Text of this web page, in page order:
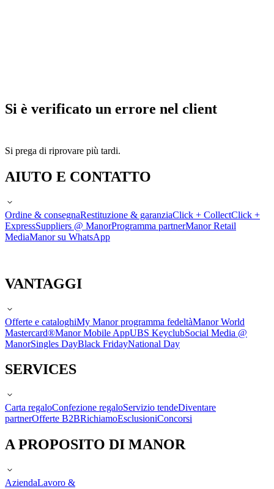
Si è verificato un errore nel client
Si prega di riprovare più tardi.
AIUTO E CONTATTO
Ordine & consegnaRestituzione & garanziaClick + CollectClick +
ExpressSuppliers @ ManorProgramma partnerManor Retail
MediaManor su WhatsApp
VANTAGGI
Offerte e cataloghiMy Manor programma fedeltàManor World
Mastercard®Manor Mobile AppUBS KeyclubSocial Media @
ManorSingles DayBlack FridayNational Day
SERVICES
Carta regaloConfezione regaloServizio tendeDiventare
partnerOfferte B2BRichiamoEsclusioniConcorsi
A PROPOSITO DI MANOR
AziendaLavoro &